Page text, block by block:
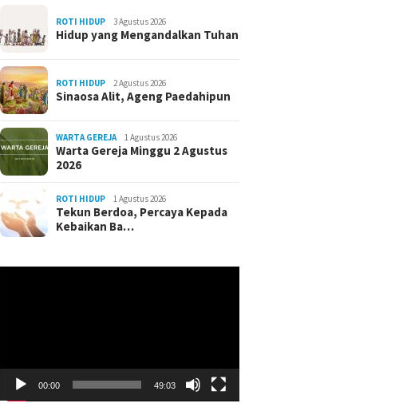
ROTI HIDUP 3 Agustus 2026
Hidup yang Mengandalkan Tuhan
ROTI HIDUP 2 Agustus 2026
Sinaosa Alit, Ageng Paedahipun
WARTA GEREJA 1 Agustus 2026
Warta Gereja Minggu 2 Agustus
2026
ROTI HIDUP 1 Agustus 2026
Tekun Berdoa, Percaya Kepada
Kebaikan Ba…
00:00 49:03